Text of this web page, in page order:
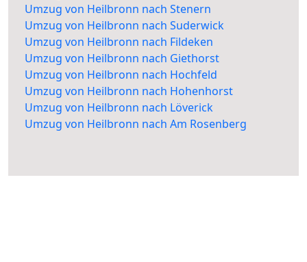
Umzug von Heilbronn nach Stenern
Umzug von Heilbronn nach Suderwick
Umzug von Heilbronn nach Fildeken
Umzug von Heilbronn nach Giethorst
Umzug von Heilbronn nach Hochfeld
Umzug von Heilbronn nach Hohenhorst
Umzug von Heilbronn nach Löverick
Umzug von Heilbronn nach Am Rosenberg